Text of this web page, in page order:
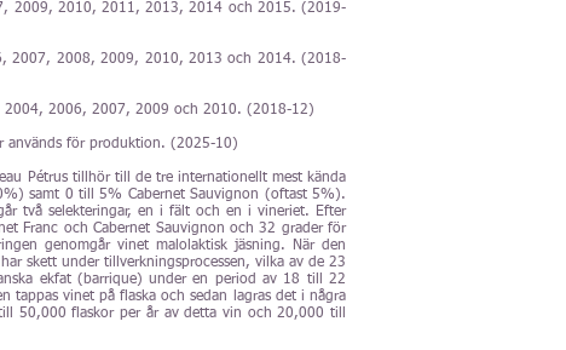
2009, 2010, 2011, 2013, 2014 och 2015. (2019-
2007, 2008, 2009, 2010, 2013 och 2014. (2018-
2006, 2007, 2009 och 2010. (2018-12)
används för produktion. (2025-10)
Pétrus tillhör till de tre internationellt mest kända
samt 0 till 5% Cabernet Sauvignon (oftast 5%).
två selekteringar, en i fält och en i vineriet. Efter
Franc och Cabernet Sauvignon och 32 grader för
genomgår vinet malolaktisk jäsning. När den
skett under tillverkningsprocessen, vilka av de 23
ekfat (barrique) under en period av 18 till 22
tappas vinet på flaska och sedan lagras det i några
50,000 flaskor per år av detta vin och 20,000 till